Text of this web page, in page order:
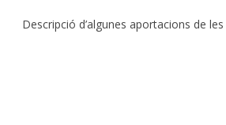
Descripció d’algunes aportacions de les